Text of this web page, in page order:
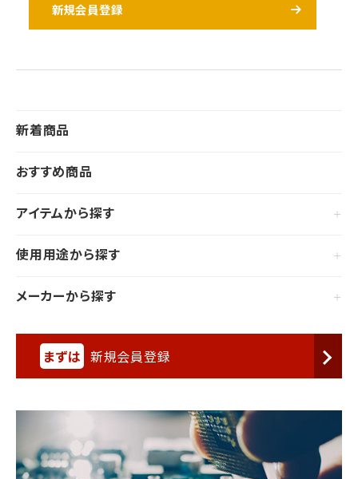
新規会員登録
新着商品
おすすめ商品
アイテムから探す
使用用途から探す
メーカーから探す
まずは 新規会員登録